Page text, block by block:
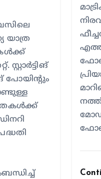
യാത്ര
പോയിന്റും